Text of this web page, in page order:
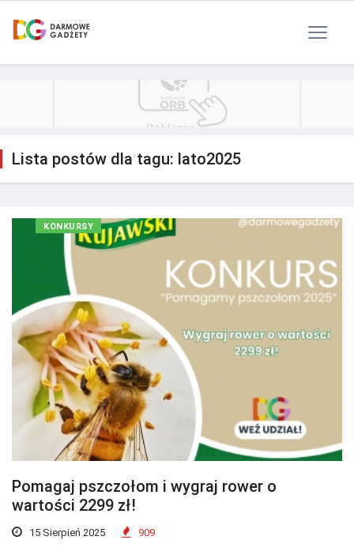
Lista postów dla tagu: lato2025
KONKURSY
Pomagaj pszczołom i wygraj rower o
wartości 2299 zł!
15 Sierpień 2025 909